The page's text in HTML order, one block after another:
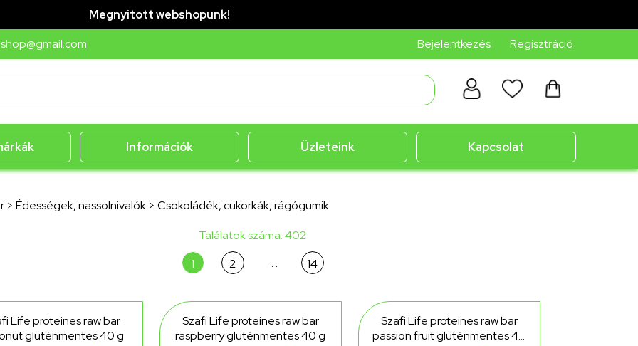
Megnyitott webshopunk!
Bejelentkezés Regisztráció
Információk Üzleteink Kapcsolat
> Édességek, nassolnivalók> Csokoládék, cukorkák, rágógumik
Találatok száma: 402
1
2 . . . 14
Life proteines raw bar
gluténmentes 40 g
Szafi Life proteines raw bar
raspberry gluténmentes 40 g
Szafi Life proteines raw bar
passion fruit gluténmentes 40